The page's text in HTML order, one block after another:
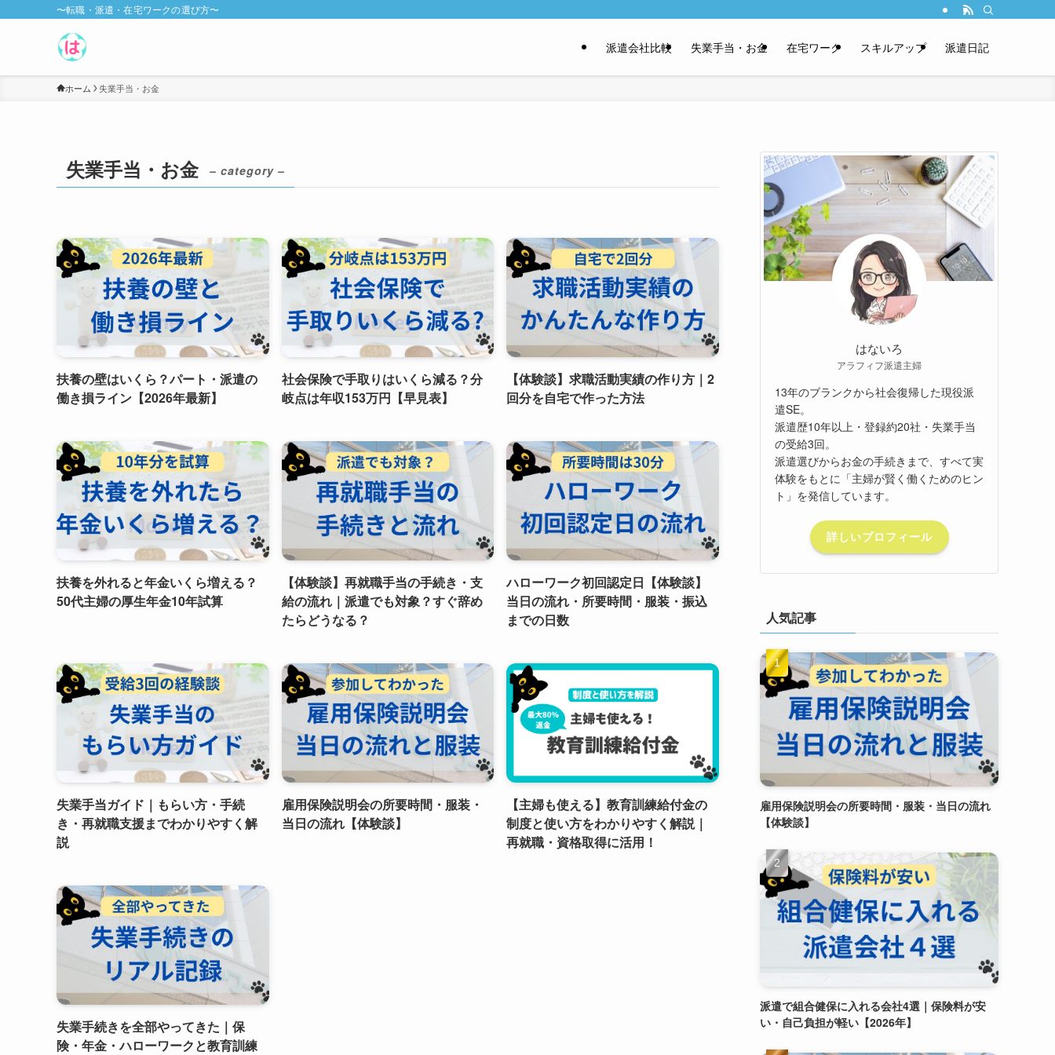
〜転職・派遣・在宅ワークの選び方〜
派遣会社比較 失業手当・お金 在宅ワーク スキルアップ 派遣日記
ホーム 失業手当・お金
失業手当・お金 – category –
扶養の壁はいくら？パート・派遣の
働き損ライン【2026年最新】
社会保険で手取りはいくら減る？分
岐点は年収153万円【早見表】
【体験談】求職活動実績の作り方｜2
回分を自宅で作った方法
扶養を外れると年金いくら増える？
50代主婦の厚生年金10年試算
【体験談】再就職手当の手続き・支
給の流れ｜派遣でも対象？すぐ辞め
たらどうなる？
ハローワーク初回認定日【体験談】
当日の流れ・所要時間・服装・振込
までの日数
失業手当ガイド｜もらい方・手続
き・再就職支援までわかりやすく解
説
雇用保険説明会の所要時間・服装・
当日の流れ【体験談】
【主婦も使える】教育訓練給付金の
制度と使い方をわかりやすく解説｜
再就職・資格取得に活用！
失業手続きを全部やってきた｜保
険・年金・ハローワークと教育訓練
はないろ
アラフィフ派遣主婦
13年のブランクから社会復帰した現役派
遣SE。
派遣歴10年以上・登録約20社・失業手当
の受給3回。
派遣選びからお金の手続きまで、すべて実
体験をもとに「主婦が賢く働くためのヒン
ト」を発信しています。
詳しいプロフィール
人気記事
雇用保険説明会の所要時間・服装・当日の流れ
【体験談】
派遣で組合健保に入れる会社4選｜保険料が安
い・自己負担が軽い【2026年】